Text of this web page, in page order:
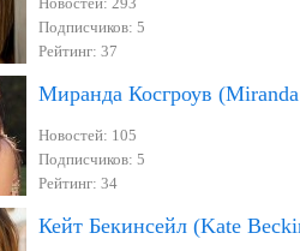
Подписчиков: 5
Рейтинг: 37
Миранда Косгроув
Новостей: 105
Подписчиков: 5
Рейтинг: 34
Кейт Бекинсейл (Kate